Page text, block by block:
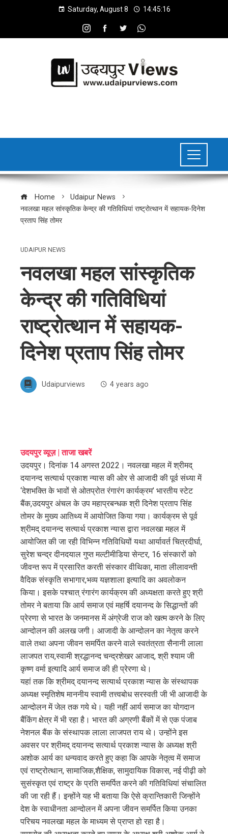
Saturday, August 8 14:45:17
Home
Udaipur News
नवलखा महल सांस्कृतिक केन्द्र की गतिविधियां राष्ट्रोत्थान में सहायक-दिनेश
प्रताप सिंह तोमर
UDAIPUR NEWS
नवलखा महल सांस्कृतिक
केन्द्र की गतिविधियां
राष्ट्रोत्थान में सहायक-
दिनेश प्रताप सिंह तोमर
Udaipurviews 4 years ago
उदयपुर व्यूज़ | ताजा खबरें
उदयपुर। दिनांक 14 अगस्त 2022। नवलखा महल में श्रीमद्
दयानन्द सत्यार्थ प्रकाश न्यास की ओर से आजादी की पूर्व संध्या में
‘देशभक्ति के भावों से ओतप्रोत रंगारंग कार्यक्रम’ भारतीय स्टेट
बैंक,उदयपुर अंचल के उप महाप्रबन्धक श्री दिनेश प्रताप सिंह
तोमर के मुख्य आतिथ्य में आयोजित किया गया। कार्यक्रम से पूर्व
श्रीमद् दयानन्द सत्यार्थ प्रकाश न्यास द्वारा नवलखा महल में
आयोजित की जा रही विभिन्न गतिविधियों यथा आर्यावर्त चित्रदीर्घा,
सुरेश चन्द्र दीनदयाल गुप्त मल्टीमीडिया सेन्टर, 16 संस्कारों को
जीवन्त रूप में प्रसारित करती संस्कार वीथिका, माता लीलावन्ती
वैदिक संस्कृति सभागार,भव्य यज्ञशाला इत्यादि का अवलोकन
किया। इसके पश्चात् रंगारंग कार्यक्रम की अध्यक्षता करते हुए श्री
तोमर ने बताया कि आर्य समाज एवं महर्षि दयानन्द के सिद्धान्तों की
प्रेरणा से भारत के जनमानस में अंग्रेजी राज को खत्म करने के लिए
आन्दोलन की अलख जगी। आजादी के आन्दोलन का नेतृत्व करने
वाले तथा अपना जीवन समर्पित करने वाले स्वतंत्रता सैनानी लाला
लाजपत राय,स्वामी श्रद्धानन्द चन्द्रशेखर आजाद, श्री श्याम जी
कृष्ण वर्मा इत्यादि आर्य समाज की ही प्रेरणा थे।
यहां तक कि श्रीमद् दयानन्द सत्यार्थ प्रकाश न्यास के संस्थापक
अध्यक्ष स्मृतिशेष माननीय स्वामी तत्त्वबोध सरस्वती जी भी आजादी के
आन्दोलन में जेल तक गये थे। यही नहीं आर्य समाज का योगदान
बैंकिंग क्षेत्र में भी रहा है। भारत की अग्रणी बैंकों में से एक पंजाब
नेशनल बैंक के संस्थापक लाला लाजपत राय थे। उन्होंने इस
अवसर पर श्रीमद् दयानन्द सत्यार्थ प्रकाश न्यास के अध्यक्ष श्री
अशोक आर्य का धन्यवाद करते हुए कहा कि आपके नेतृत्व में समाज
एवं राष्ट्रोत्थान, सामाजिक,शैक्षिक, सामुदायिक विकास, नई पीढ़ी को
सुसंस्कृत एवं राष्ट्र के प्रति समर्पित करने की गतिविधियां संचालित
की जा रही हैं। इन्होंने यह भी बताया कि ऐसे क्रान्तिकारी जिन्होंने
देश के स्वाधीनता आन्दोलन में अपना जीवन समर्पित किया उनका
परिचय नवलखा महल के माध्यम से प्राप्त हो रहा है।